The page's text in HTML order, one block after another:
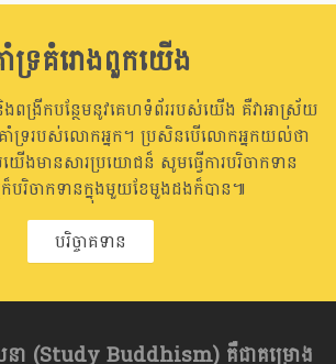
ទ្រគំរោងពួកយើង
និងពង្រីកបន្ថែមនូវគេហទំព័ររបស់យើង គឺវាអាស្រ័យ
ាំទ្ររបស់លោកអ្នក។ ប្រសិនបើលោកអ្នកយល់ថា
ងមានសារប្រយោជន៏ សូមធ្វើការបរិចាកទាន
រិចាកទានក្នុងមួយខែមួងដងក៏បាន៕
បរិច្ចាគទាន
នា​ (Study Buddhism) គឺជាគម្រោង